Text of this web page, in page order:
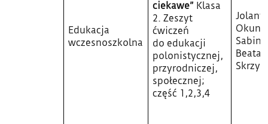
Edukacja
wczesnoszkolna
ciekawe” Klasa
2. Zeszyt
ćwiczeń
do edukacji
polonistycznej,
przyrodniczej,
społecznej;
część 1,2,3,4
Jolanta
Beata